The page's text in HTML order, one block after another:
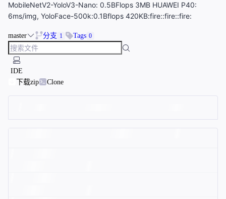
MobileNetV2-YoloV3-Nano: 0.5BFlops 3MB HUAWEI P40:
6ms/img, YoloFace-500k:0.1Bflops 420KB:fire::fire::fire:
master 分支 1 Tags 0
IDE
下载zip
Clone